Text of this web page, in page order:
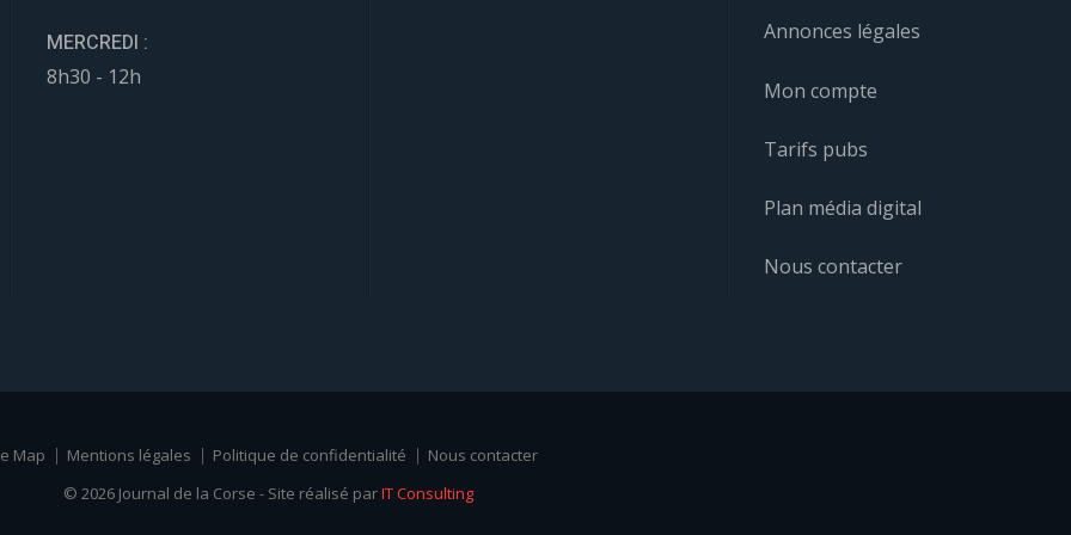
MERCREDI :
8h30 - 12h
Annonces légales
Mon compte
Tarifs pubs
Plan média digital
Nous contacter
Map Mentions légales Politique de confidentialité
Nous contacter
© 2026 Journal de la Corse - Site réalisé parIT Consulting